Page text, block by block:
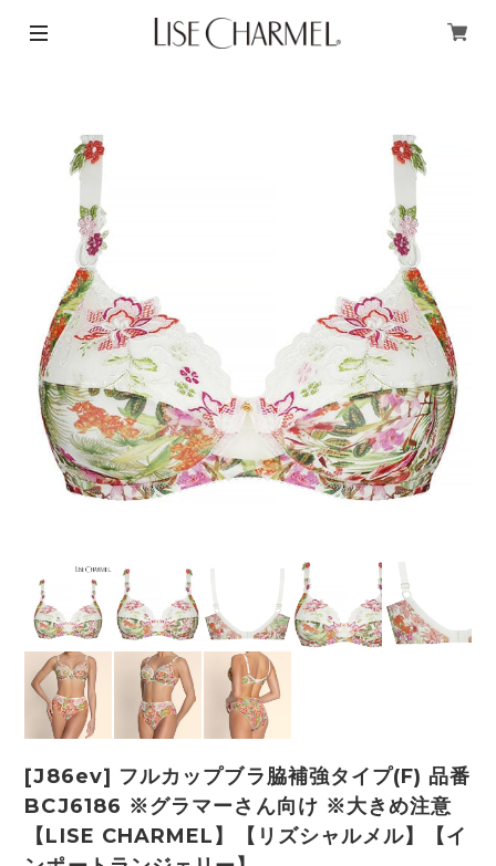
[J86ev] フルカップブラ脇補強タイプ(F) 品番
BCJ6186 ※グラマーさん向け ※大きめ注意
【LISE CHARMEL】【リズシャルメル】【イ